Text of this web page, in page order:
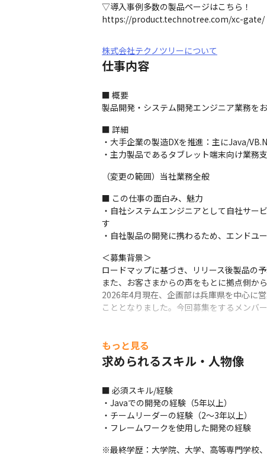
▽導入事例多数の製品ページはこちら！
https://product.technotree.com/xc-gate/
株式会社テクノツリーについて
仕事内容
■ 概要
製品開発・システム開発エンジニア業務をお
■ 詳細
・大手企業の製造DXを推進：主にJava/
・主力製品であるタブレット端末向け業務
（変更の範囲）当社業務全般
■ この仕事の面白み、魅力
・自社システムエンジニアとして自社サー
す
・自社製品の開発に携わるため、エンドユ
＜募集背景＞
ロードマップに基づき、リリース後製品の
また、お客さまからの声をもとに拠点側か
2026年4月現在、企画部は兵庫県を中心に
こととなりました。今回募集をするメンバ
もっと見る
求められるスキル・人物像
■ 必須スキル/経験
・Javaでの開発の経験（5年以上）
・チームリーダーの経験（2～3年以上）
・フレームワークを使用した開発の経験
※最終学歴：大学院、大学、高等専門学校